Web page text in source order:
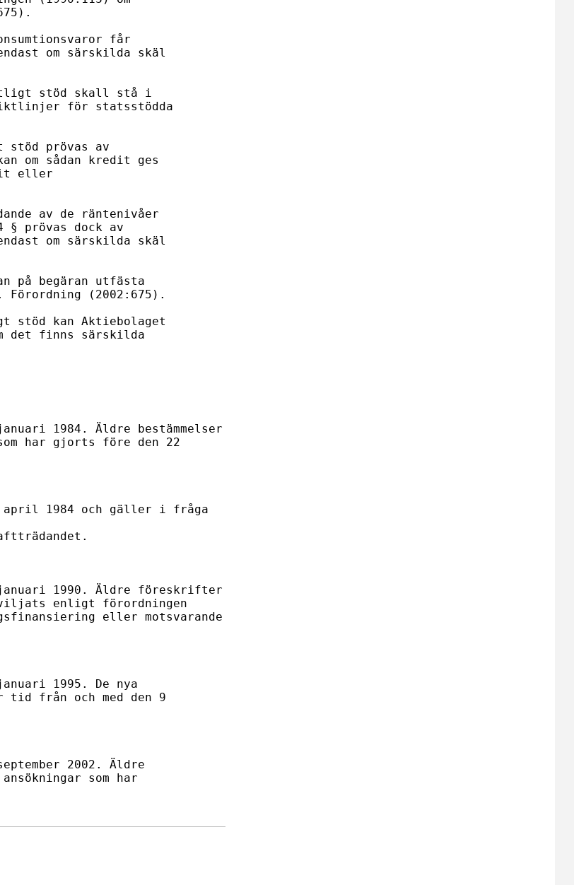
får
om särskilda skäl
stöd skall stå i
riktlinjer för statsstödda
stöd prövas av
om sådan kredit ges
eller
av de räntenivåer
prövas dock av
om särskilda skäl
på begäran utfästa
(2002:675).
stöd kan Aktiebolaget
det finns särskilda
1984. Äldre bestämmelser
har gjorts före den 22
april 1984 och gäller i fråga
1990. Äldre föreskrifter
enligt förordningen
eller motsvarande
1995. De nya
tid från och med den 9
2002. Äldre
som har